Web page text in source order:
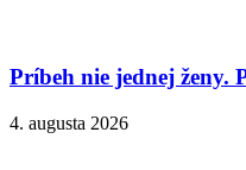
Príbeh nie jednej ženy.
4. augusta 2026